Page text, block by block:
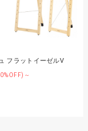
フラットイーゼルV
～